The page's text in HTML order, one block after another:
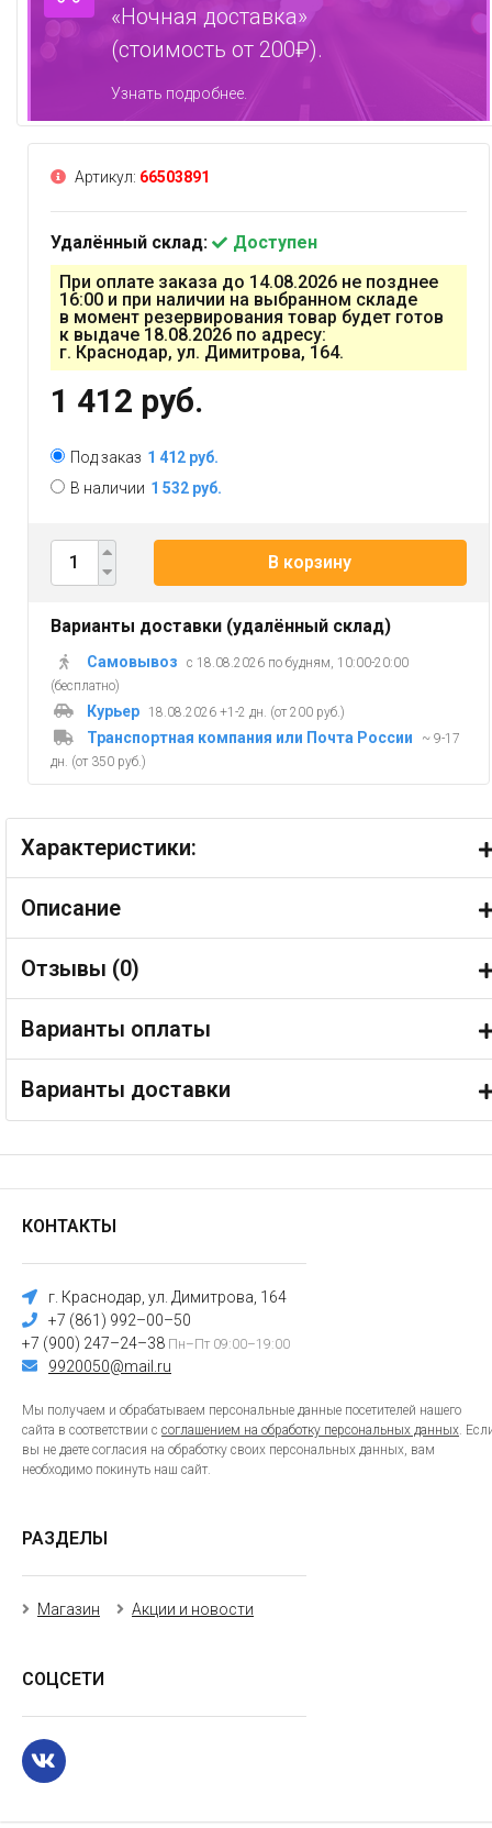
«Ночная доставка»
(стоимость от 200₽).
Узнать подробнее.
Артикул: 66503891
Удалённый склад:
Доступен
При оплате заказа до 14.08.2026 не позднее
16:00 и при наличии на выбранном складе
в момент резервирования товар будет готов
к выдаче 18.08.2026 по адресу:
г. Краснодар, ул. Димитрова, 164.
1 412 руб.
Под заказ 1 412 руб.
В наличии 1 532 руб.
В корзину
Варианты доставки (удалённый склад)
Самовывоз
с 18.08.2026 по будням, 10:00-20:00
(бесплатно)
Курьер 18.08.2026 +1-2 дн. (от 200 руб.)
Транспортная компания или Почта России
~ 9-17
дн. (от 350 руб.)
Характеристики:
Описание
Отзывы (0)
Варианты оплаты
Варианты доставки
КОНТАКТЫ
г. Краснодар, ул. Димитрова, 164
+7 (861) 992–00–50
+7 (900) 247–24–38 Пн–Пт 09:00–19:00
9920050@mail.ru
Мы получаем и обрабатываем персональные данные посетителей нашего
сайта в соответствии с соглашением на обработку персональных данных.
вы не даете согласия на обработку своих персональных данных, вам
необходимо покинуть наш сайт.
РАЗДЕЛЫ
Магазин Акции и новости
СОЦСЕТИ